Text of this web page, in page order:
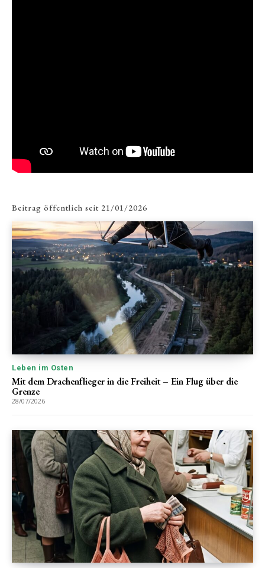
Beitrag öffentlich seit 21/01/2026
Leben im Osten
Mit dem Drachenflieger in die Freiheit – Ein Flug über die
Grenze
28/07/2026